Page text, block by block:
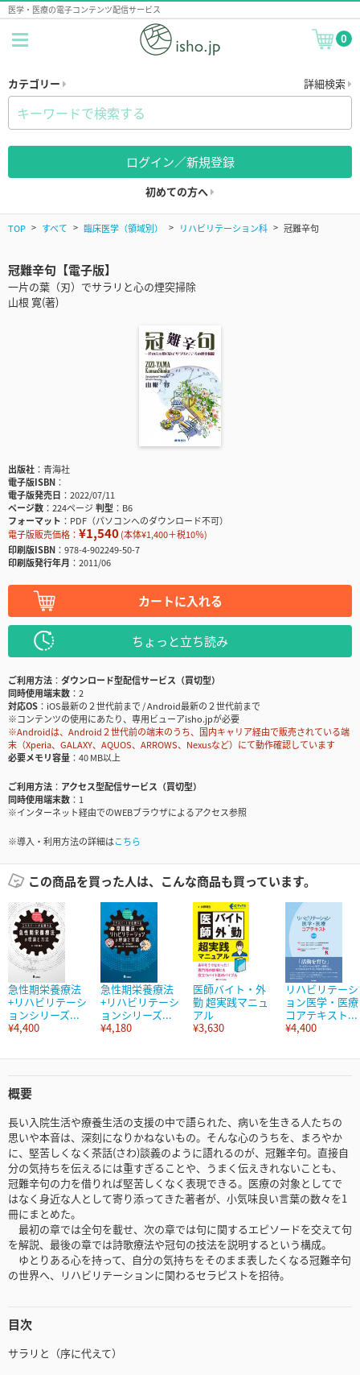
医学・医療の電子コンテンツ配信サービス
0
カテゴリー 詳細検索
ログイン／新規登録
初めての方へ
TOP すべて 臨床医学（領域別） リハビリテーション科 冠難辛句
冠難辛句【電子版】
一片の葉（刃）でサラリと心の煙突掃除
山根 寛(著)
出版社
青海社
電子版ISBN
電子版発売日
2022/07/11
ページ数
224ページ判型
B6
フォーマット
PDF（パソコンへのダウンロード不可）
電子版販売価格： ¥1,540(本体¥1,400＋税10％)
印刷版ISBN
978-4-902249-50-7
印刷版発行年月
2011/06
カートに入れる
ちょっと立ち読み
ご利用方法
ダウンロード型配信サービス（買切型）
同時使用端末数
2
対応OS
iOS最新の２世代前まで / Android最新の２世代前まで
※コンテンツの使用にあたり、専用ビューアisho.jpが必要
※Androidは、Android２世代前の端末のうち、国内キャリア経由で販売されている端
末（Xperia、GALAXY、AQUOS、ARROWS、Nexusなど）にて動作確認しています
必要メモリ容量
40 MB以上
ご利用方法
アクセス型配信サービス（買切型）
同時使用端末数
1
※インターネット経由でのWEBブラウザによるアクセス参照
※導入・利用方法の詳細はこちら
この商品を買った人は、こんな商品も買っています。
急性期栄養療法
+リハビリテーシ
ョンシリーズ...
¥4,400
急性期栄養療法
+リハビリテーシ
ョンシリーズ...
¥4,180
医師バイト・外
勤 超実践マニュ
アル
¥3,630
リハビリテーシ
ョン医学・医療
コアテキスト...
¥4,400
概要
長い入院生活や療養生活の支援の中で語られた、病いを生きる人たちの
思いや本音は、深刻になりかねないもの。そんな心のうちを、まろやか
に、堅苦しくなく茶話(さわ)談義のように語れるのが、冠難辛句。直接自
分の気持ちを伝えるには重すぎることや、うまく伝えきれないことも、
冠難辛句の力を借りれば堅苦しくなく表現できる。医療の対象としてで
はなく身近な人として寄り添ってきた著者が、小気味良い言葉の数々を1
冊にまとめた。
最初の章では全句を載せ、次の章では句に関するエピソードを交えて句
を解説、最後の章では詩歌療法や冠句の技法を説明するという構成。
ゆとりある心を持って、自分の気持ちをそのまま表したくなる冠難辛句
の世界へ、リハビリテーションに関わるセラピストを招待。
目次
サラリと（序に代えて）